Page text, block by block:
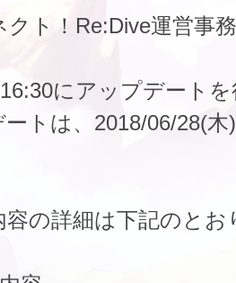
ト！Re:Dive運営事
にアップデート
トは、2018/06/28(木
の詳細は下記のとお